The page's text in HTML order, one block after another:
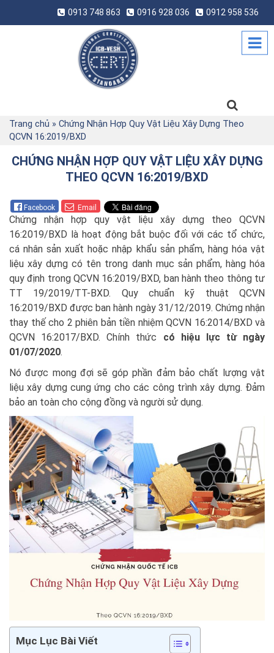
0913 748 863 0916 928 036 0912 958 536
Trang chủ » Chứng Nhận Hợp Quy Vật Liệu Xây Dựng Theo
QCVN 16:2019/BXD
CHỨNG NHẬN HỢP QUY VẬT LIỆU XÂY DỰNG
THEO QCVN 16:2019/BXD
Facebook Email
Chứng nhận hợp quy vật liệu xây dựng theo QCVN
16:2019/BXD là hoạt động bắt buộc đối với các tổ chức,
cá nhân sản xuất hoặc nhập khẩu sản phẩm, hàng hóa vật
liệu xây dựng có tên trong danh mục sản phẩm, hàng hóa
quy định trong QCVN 16:2019/BXD, ban hành theo thông tư
TT 19/2019/TT-BXD. Quy chuẩn kỹ thuật QCVN
16:2019/BXD được ban hành ngày 31/12/2019. Chứng nhận
thay thế cho 2 phiên bản tiền nhiệm QCVN 16:2014/BXD và
QCVN 16:2017/BXD. Chính thức có hiệu lực từ ngày
01/07/2020.
Nó được mong đợi sẽ góp phần đảm bảo chất lượng vật
liệu xây dựng cung ứng cho các công trình xây dựng. Đảm
bảo an toàn cho cộng đồng và người sử dụng.
Mục Lục Bài Viết